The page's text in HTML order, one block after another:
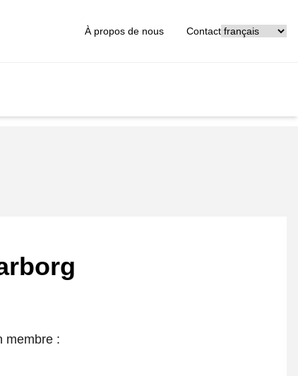
À propos de nous Contact
membre :